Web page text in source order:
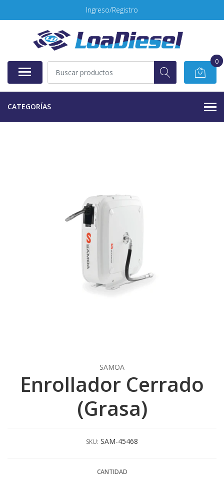
Ingreso/Registro
0
CATEGORÍAS
SAMOA
Enrollador Cerrado
(Grasa)
SKU: SAM-45468
CANTIDAD